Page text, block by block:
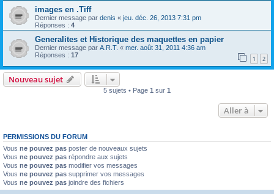
images en .Tiff
Dernier message par denis « jeu. déc. 26, 2013 7:31 pm
Réponses : 4
Generalites et Historique des maquettes en papier
Dernier message par A.R.T. « mer. août 31, 2011 4:36 am
Réponses : 17 1 2
Nouveau sujet
5 sujets • Page 1 sur 1
Aller à
PERMISSIONS DU FORUM
Vous ne pouvez pas poster de nouveaux sujets
Vous ne pouvez pas répondre aux sujets
Vous ne pouvez pas modifier vos messages
Vous ne pouvez pas supprimer vos messages
Vous ne pouvez pas joindre des fichiers